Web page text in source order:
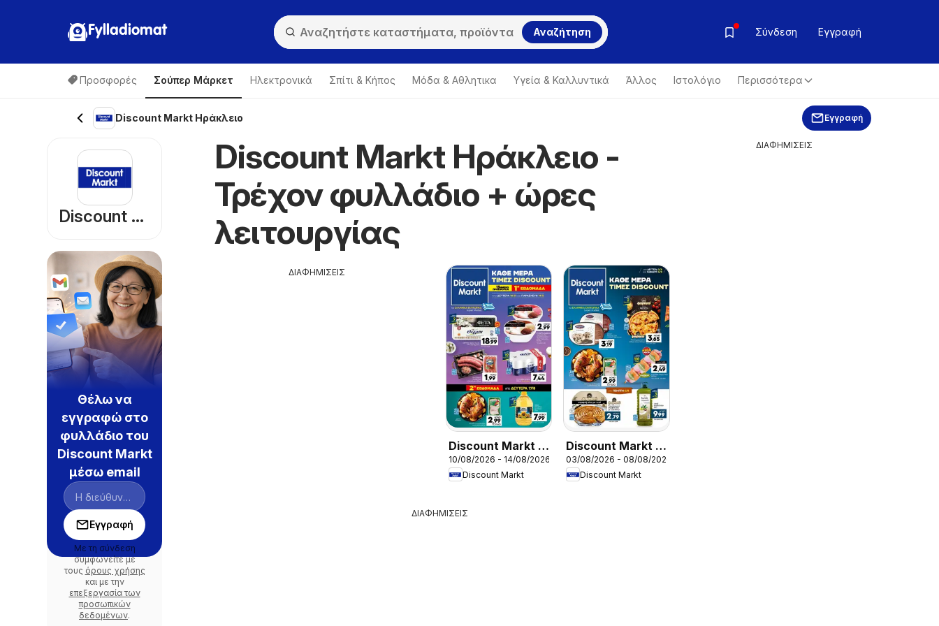
Fylladiomat Αναζήτηση Σύνδεση Εγγραφή
Προσφορές Σούπερ Μάρκετ Hλεκτρονικά Σπίτι & Κήπος Μόδα & Aθλητικα Υγεία & Καλλυντικά Άλλος Ιστολόγιο Περισσότερα
Discount Markt Ηράκλειο Εγγραφή
Discount Markt Ηράκλειο -
Τρέχον φυλλάδιο + ώρες
λειτουργίας
ΔΙΑΦΗΜΙΣΕΙΣ
Discount Markt -
Φυλλάδιο
10/08/2026 - 14/08/2026
Discount Markt
Discount Markt -
Προσφορές
03/08/2026 - 08/08/2026
Discount Markt
ΔΙΑΦΗΜΙΣΕΙΣ
Discount Markt
Θέλω να
εγγραφώ στο
φυλλάδιο του
Discount Markt
μέσω email
Εγγραφή
Με τη σύνδεση
συμφωνείτε με
τους όρους χρήσης
και με την
επεξεργασία των
προσωπικών
δεδομένων.
ΔΙΑΦΗΜΙΣΕΙΣ